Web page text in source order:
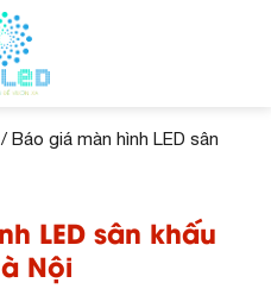
/ Báo giá màn hình LED sân
LED sân khấu
Nội